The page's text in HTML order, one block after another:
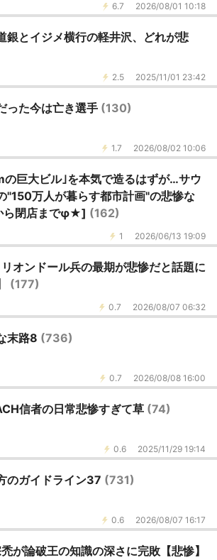
6.7 2026/08/01 10:18
銀とイジメ横行の軽井沢、どれが悲
2.5 2025/11/01 23:42
った今は亡き選手 (130)
1.7 2026/08/02 10:06
の巨大ビル｣を本気で造るはずが…サウ
"150万人が暮らす都市計画"の悲惨な
ら閉店までφ★] (162)
1 2026/06/13 19:09
リオンドール兵の最期が悲惨だと話題に
(177)
0.7 2026/08/07 06:32
末路8 (736)
0.7 2026/08/08 16:00
信者の日常悲惨すぎて草 (74)
0.6 2025/11/29 19:14
のガイドライン37 (731)
0.6 2026/08/07 16:17
禿が論破王の知識の深さに完敗【悲惨】